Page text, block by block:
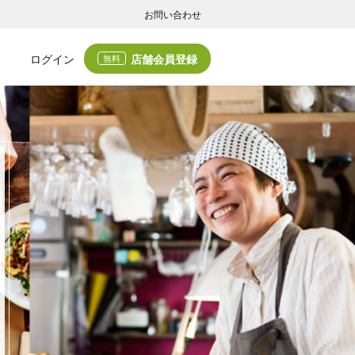
お問い合わせ
ログイン 無料 店舗会員登録
集客・業務支援
グの集客サービスと業務支援サービスで店舗経営の課題解決を支援します。